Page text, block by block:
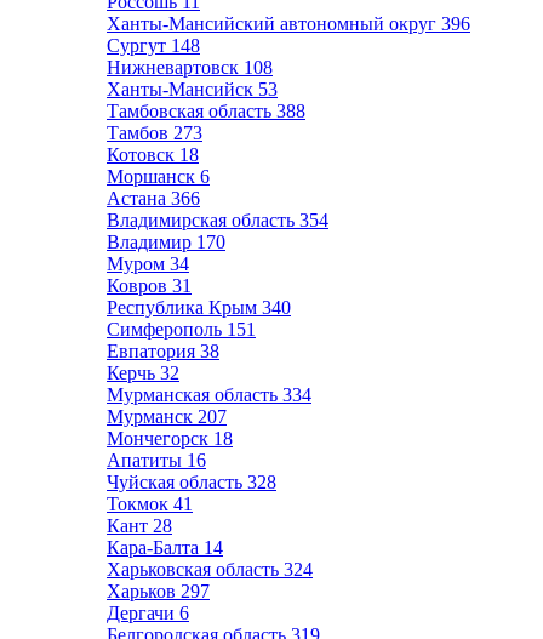
Ханты-Мансийский автономный округ 396
Сургут 148
Нижневартовск 108
Ханты-Мансийск 53
Тамбовская область 388
Тамбов 273
Котовск 18
Моршанск 6
Астана 366
Владимирская область 354
Владимир 170
Муром 34
Ковров 31
Республика Крым 340
Симферополь 151
Евпатория 38
Керчь 32
Мурманская область 334
Мурманск 207
Мончегорск 18
Апатиты 16
Чуйская область 328
Токмок 41
Кант 28
Кара-Балта 14
Харьковская область 324
Харьков 297
Дергачи 6
Белгородская область 319